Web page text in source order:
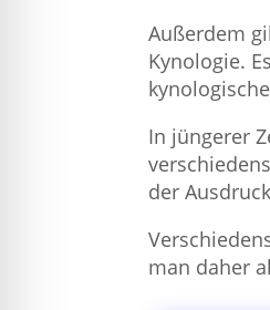
Außerdem
Kynologie.
In jüngerer
der
man daher